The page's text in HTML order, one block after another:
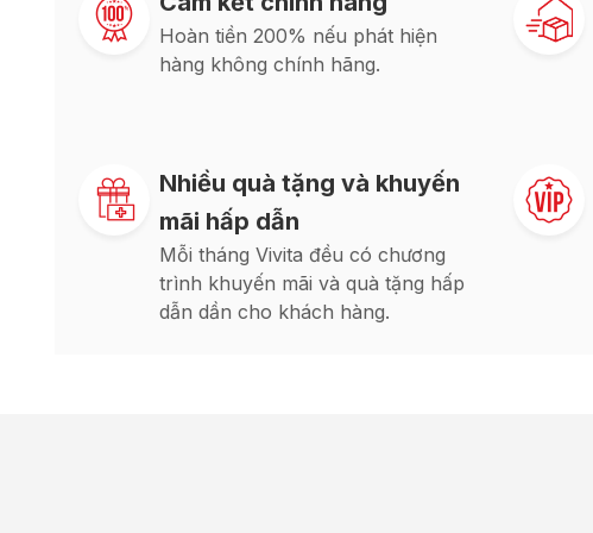
Hoàn tiền 200% nếu phát hiện
hàng không chính hãng.
Nhiều quà tặng và khuyến
mãi hấp dẫn
Mỗi tháng Vivita đều có chương
trình khuyến mãi và quà tặng hấp
dẫn dần cho khách hàng.